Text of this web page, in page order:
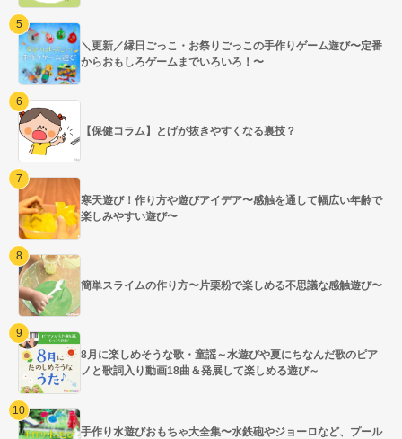
＼更新／縁日ごっこ・お祭りごっこの手作りゲーム遊び〜定番
からおもしろゲームまでいろいろ！〜
【保健コラム】とげが抜きやすくなる裏技？
寒天遊び！作り方や遊びアイデア〜感触を通して幅広い年齢で
楽しみやすい遊び〜
簡単スライムの作り方〜片栗粉で楽しめる不思議な感触遊び〜
8月に楽しめそうな歌・童謡～水遊びや夏にちなんだ歌のピア
ノと歌詞入り動画18曲＆発展して楽しめる遊び～
手作り水遊びおもちゃ大全集〜水鉄砲やジョーロなど、プール